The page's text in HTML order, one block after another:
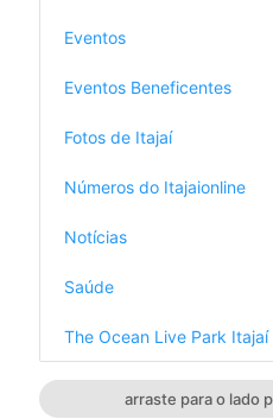
Eventos
Eventos Beneficentes
Fotos de Itajaí
Números do Itajaionline
Notícias
Saúde
The Ocean Live Park Itajaí
arraste para o lado